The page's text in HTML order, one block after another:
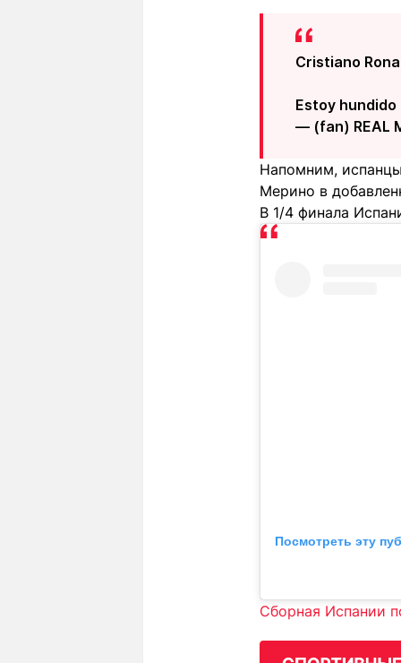
Cristiano
Estoy hundido
— (fan) REAL
Напомним,
Мерино в
В 1/4 финала
Посмотреть эту
Сборная Испании